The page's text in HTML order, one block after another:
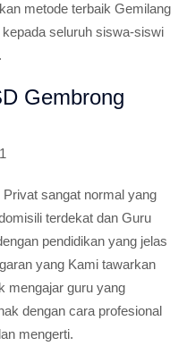
metode terbaik Gemilang
seluruh siswa-siswi
Gembrong
sangat normal yang
terdekat dan Guru
pendidikan yang jelas
yang Kami tawarkan
mengajar guru yang
dengan cara profesional
mengerti.